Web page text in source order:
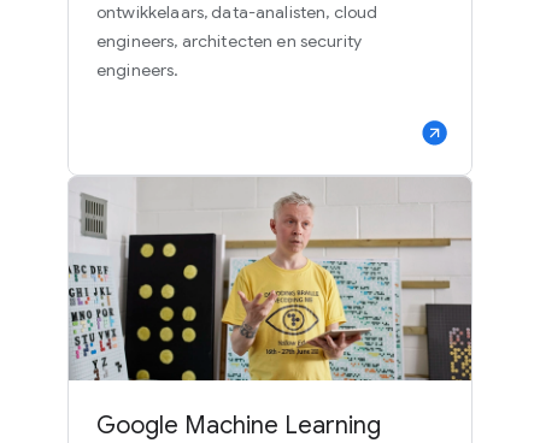
ontwikkelaars, data-analisten, cloud
engineers, architecten en security
engineers.
Google Machine Learning